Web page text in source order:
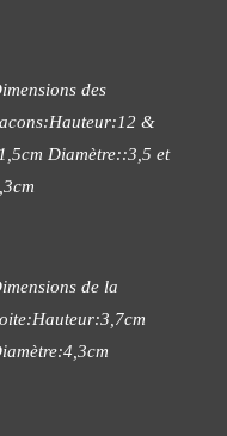
des
&
Diamètre::3,5 et
de la